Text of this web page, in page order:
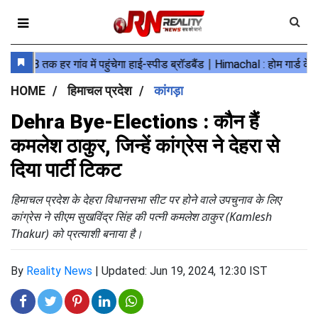
HOME हिमाचल प्रदेश कांगड़ा
Dehra Bye-Elections : कौन हैं
कमलेश ठाकुर, जिन्हें कांग्रेस ने देहरा से
दिया पार्टी टिकट
हिमाचल प्रदेश के देहरा विधानसभा सीट पर होने वाले उपचुनाव के लिए
कांग्रेस ने सीएम सुखविंद्र सिंह की पत्नी कमलेश ठाकुर (Kamlesh
Thakur) को प्रत्याशी बनाया है।
By Reality News | Updated: Jun 19, 2024, 12:30 IST